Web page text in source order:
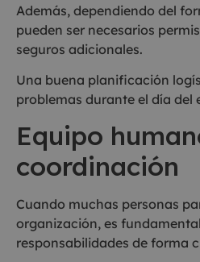
Además, dependiendo del
pueden ser necesarios
seguros adicionales.
Una buena planificación
problemas durante el día del
Equipo
coordinación
Cuando muchas personas
organización, es
responsabilidades de forma